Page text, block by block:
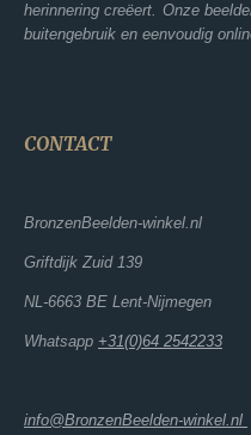
herinnering creëert. Onze
buitengebruik en eenvoudig
CONTACT
BronzenBeelden-winkel.nl
Griftdijk Zuid 139
NL-6663 BE Lent-Nijmegen
Whatsapp +31(0)64 2542233
info@BronzenBeelden-winkel.nl